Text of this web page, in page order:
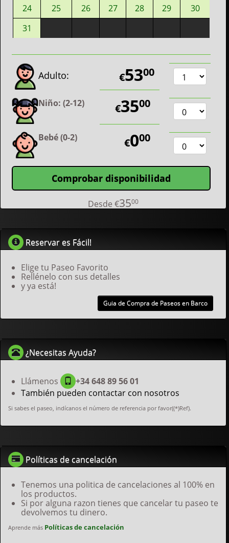
24 25 26 27 28 29
30
31
Adulto: €5300
Niño: (2-12) €3500
Bebé (0-2) €000
Comprobar disponibilidad
Desde €3500
Reservar es Fácil!
Elige tu Paseo Favorito
Rellénelo con sus detalles
y ya está!
Guia de Compra de Paseos en Barco
¿Necesitas Ayuda?
Llámenos
+34 648 89 56 01
También pueden contactar con nosotros
Si sabes el paseo, indícanos el número de referencia por favor((*)Ref).
Políticas de cancelación
Tenemos una politica de cancelaciones al 100% en
los productos.
Si por alguna razon tienes que cancelar tu paseo te
devolvemos tu dinero.
Aprende más Políticas de cancelación